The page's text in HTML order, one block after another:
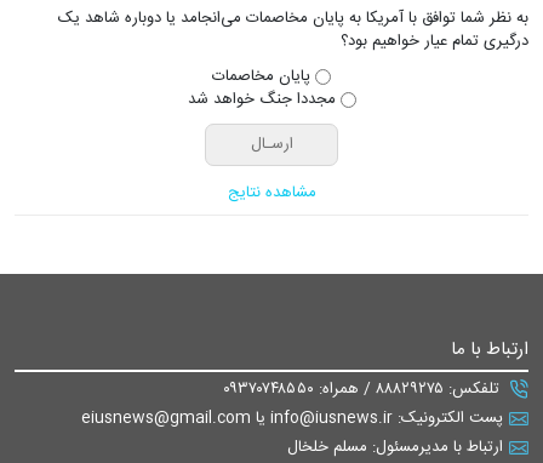
به نظر شما توافق با آمریکا به پایان مخاصمات می‌انجامد یا دوباره شاهد یک
درگیری تمام عیار خواهیم بود؟
پایان مخاصمات
مجددا جنگ خواهد شد
مشاهده نتایج
ارتباط با ما
تلفکس: ۸۸۸۲۹۲۷۵ / همراه: ۰۹۳۷۰۷۴۸۵۵۰
پست الکترونیک: info@iusnews.ir یا eiusnews@gmail.com
ارتباط با مدیرمسئول: مسلم خلخال